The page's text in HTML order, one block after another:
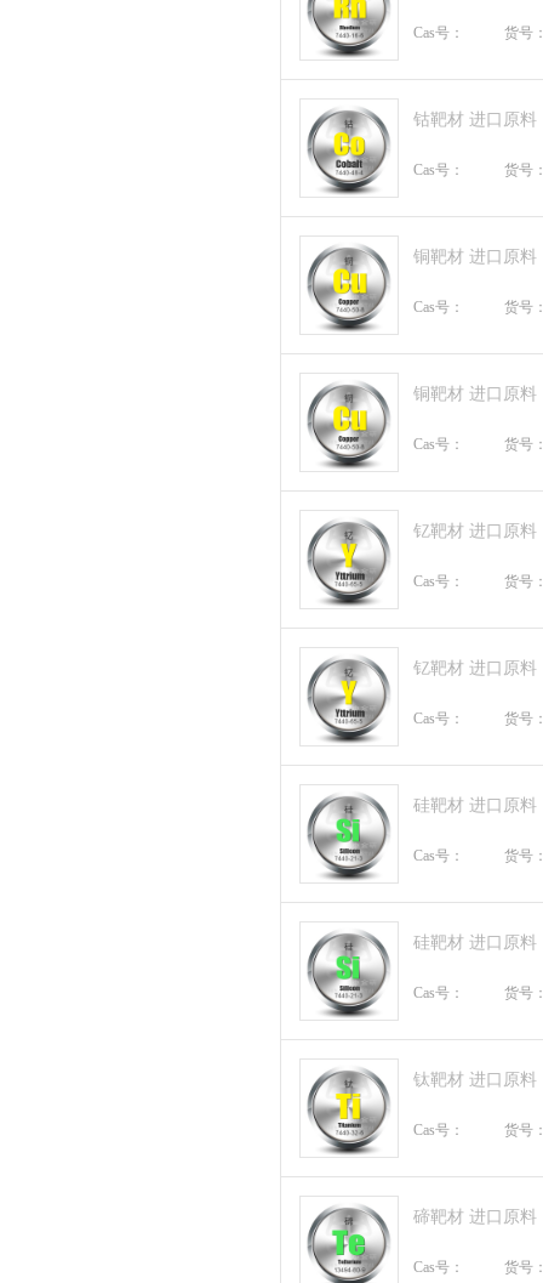
Cas号： 货号
钴靶材 进口原料
Cas号： 货号
铜靶材 进口原料
Cas号： 货号
铜靶材 进口原料
Cas号： 货号
钇靶材 进口原料
Cas号： 货号
钇靶材 进口原料
Cas号： 货号
硅靶材 进口原料
Cas号： 货号
硅靶材 进口原料
Cas号： 货号
钛靶材 进口原料
Cas号： 货号
碲靶材 进口原料
Cas号： 货号